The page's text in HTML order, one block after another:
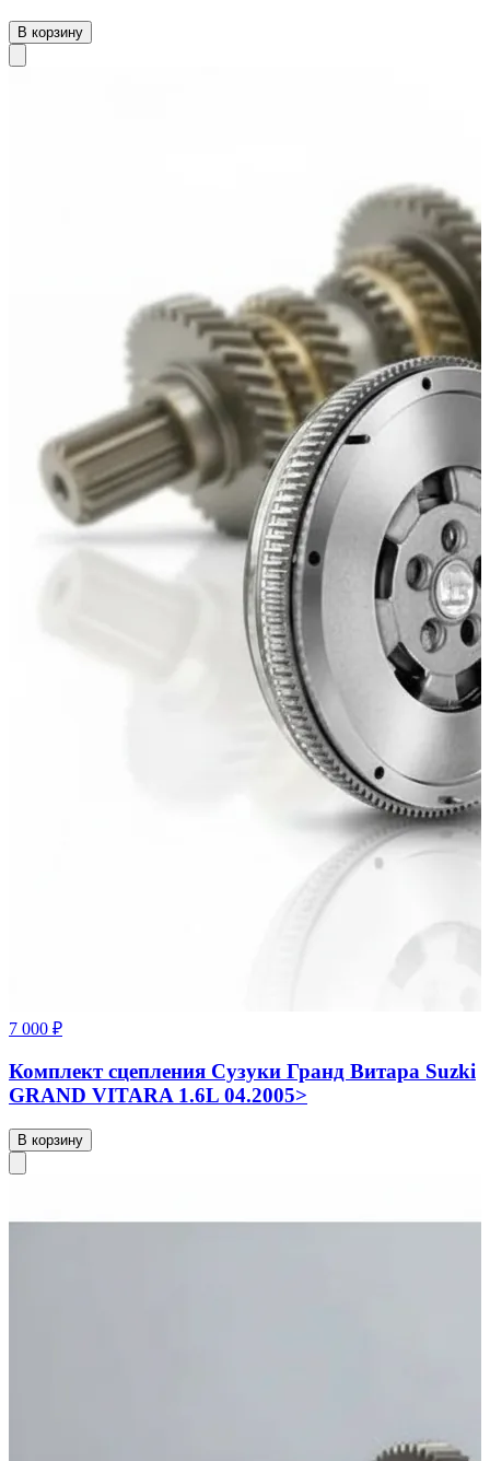
В корзину
7 000 ₽
Комплект сцепления Сузуки Гранд Витара Suzki
GRAND VITARA 1.6L 04.2005>
В корзину